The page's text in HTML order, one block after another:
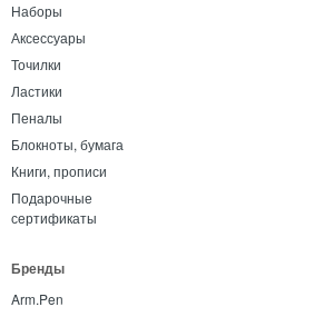
Наборы
Аксессуары
Точилки
Ластики
Пеналы
Блокноты, бумага
Книги, прописи
Подарочные
сертификаты
Бренды
Arm.Pen